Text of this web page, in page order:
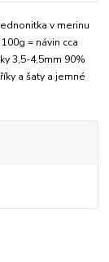
v merinu
= návin cca
3,5-4,5mm 90%
a šaty a jemné